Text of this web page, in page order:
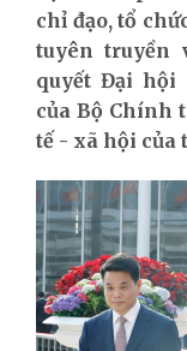
chỉ đạo, tổ
tuyên truyền
quyết Đại hội
của Bộ
tế - xã hội của